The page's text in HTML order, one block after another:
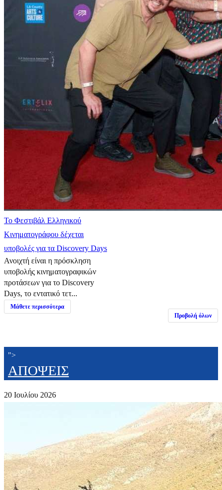
Το Φεστιβάλ Ελληνικού
Κινηματογράφου δέχεται
υποβολές για τα Discovery Days
Ανοιχτή είναι η πρόσκληση
υποβολής κινηματογραφικών
προτάσεων για το Discovery
Days, το εντατικό τετ...
Μάθετε περισσότερα
Προβολή όλων
">
ΑΠΟΨΕΙΣ
20 Ιουλίου 2026